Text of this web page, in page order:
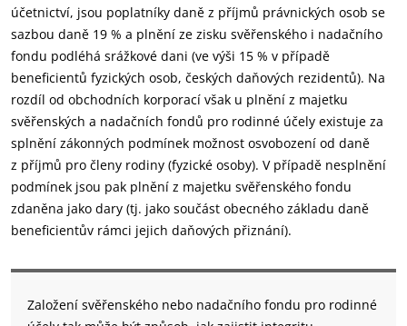
účetnictví, jsou poplatníky daně z příjmů právnických osob se
sazbou daně 19 % a plnění ze zisku svěřenského i nadačního
fondu podléhá srážkové dani (ve výši 15 % v případě
beneficientů fyzických osob, českých daňových rezidentů). Na
rozdíl od obchodních korporací však u plnění z majetku
svěřenských a nadačních fondů pro rodinné účely existuje za
splnění zákonných podmínek možnost osvobození od daně
z příjmů pro členy rodiny (fyzické osoby). V případě nesplnění
podmínek jsou pak plnění z majetku svěřenského fondu
zdaněna jako dary (tj. jako součást obecného základu daně
beneficientův rámci jejich daňových přiznání).
Založení svěřenského nebo nadačního fondu pro rodinné